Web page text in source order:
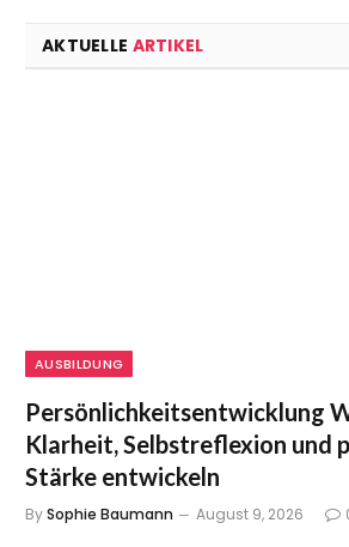
AKTUELLE ARTIKEL
AUSBILDUNG
Persönlichkeitsentwicklung
Klarheit, Selbstreflexion und
Stärke entwickeln
BySophie Baumann August 9, 2026